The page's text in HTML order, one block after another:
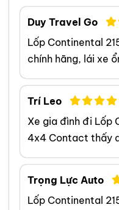
từ đó
toàn
môn
phân
hợp
và áp
suất
xe và
xe ô
Duy Travel Go
Lốp Continental
chính hãng, lái xe
Trí Leo
Xe gia đình đi Lốp
4x4 Contact thấy
Trọng Lực Auto
Lốp Continental